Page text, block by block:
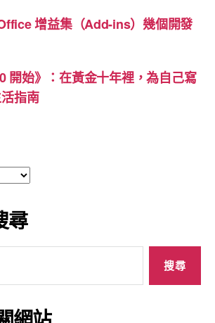
增益集（Add-ins）幾個開發
開始》：在黃金十年裡，為自己寫
指南
尋